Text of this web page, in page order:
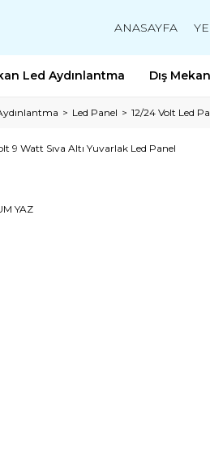
ANASAYFA
Led Aydınlantma Dış
Led Panel 12/24 Volt Led
YAZ